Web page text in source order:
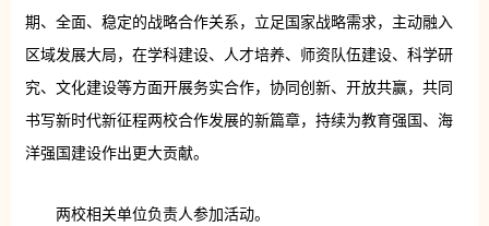
期、全面、稳定的战略合作关系，立足国家战略需求，主动融入
区域发展大局，在学科建设、人才培养、师资队伍建设、科学研
究、文化建设等方面开展务实合作，协同创新、开放共赢，共同
书写新时代新征程两校合作发展的新篇章，持续为教育强国、海
洋强国建设作出更大贡献。
两校相关单位负责人参加活动。